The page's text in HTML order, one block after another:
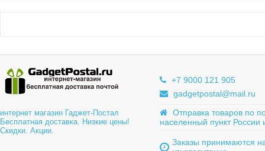
интернет магазин Гаджет-Постал
Бесплатная доставка. Низкие цены!
Скидки. Акции.
+7 9000 121 905
gadgetpostal@mail.ru
Отправка товаров по
населенный пункт России
Заказы принимаются